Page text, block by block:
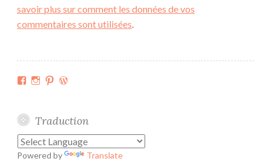
savoir plus sur comment les données de vos
commentaires sont utilisées.
Facebook
Instagram
Pinterest
Traduction
Powered by Translate